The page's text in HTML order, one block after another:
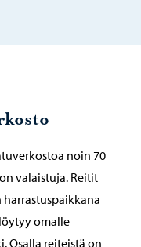
noin 70
valaistuja. Reitit
omalle
Osalla reiteistä on